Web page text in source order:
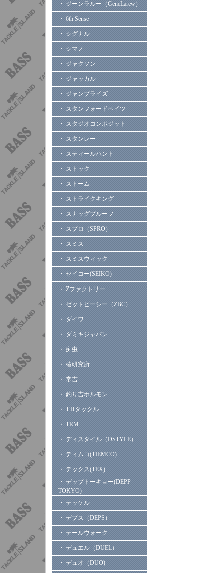
・ ジーンラルー（GeneLarew）
・ 6th Sense
・ シグナル
・ シマノ
・ ジャクソン
・ ジャッカル
・ ジャンプライズ
・ スタンフォードベイツ
・ スタジオコンポジット
・ スタンレー
・ スティールハント
・ ストック
・ ストーム
・ ストライクキング
・ スナッグプルーフ
・ スプロ（SPRO）
・ スミス
・ スミスウィック
・ セイコー(SEIKO)
・ Zファクトリー
・ ゼットビーシー（ZBC）
・ ダイワ
・ ダミキジャパン
・ 痴虫
・ 椿研究所
・ 常吉
・ 釣り吉ホルモン
・ T.Hタックル
・ TRM
・ ディスタイル（DSTYLE）
・ ティムコ(TIEMCO)
・ テックス(TEX)
・ デップトーキョー(DEPP
TOKYO)
・ テッケル
・ デプス（DEPS）
・ テールウォーク
・ デュエル（DUEL）
・ デュオ（DUO)